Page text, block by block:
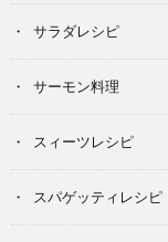
サラダレシピ
サーモン料理
スィーツレシピ
スパゲッティレシピ